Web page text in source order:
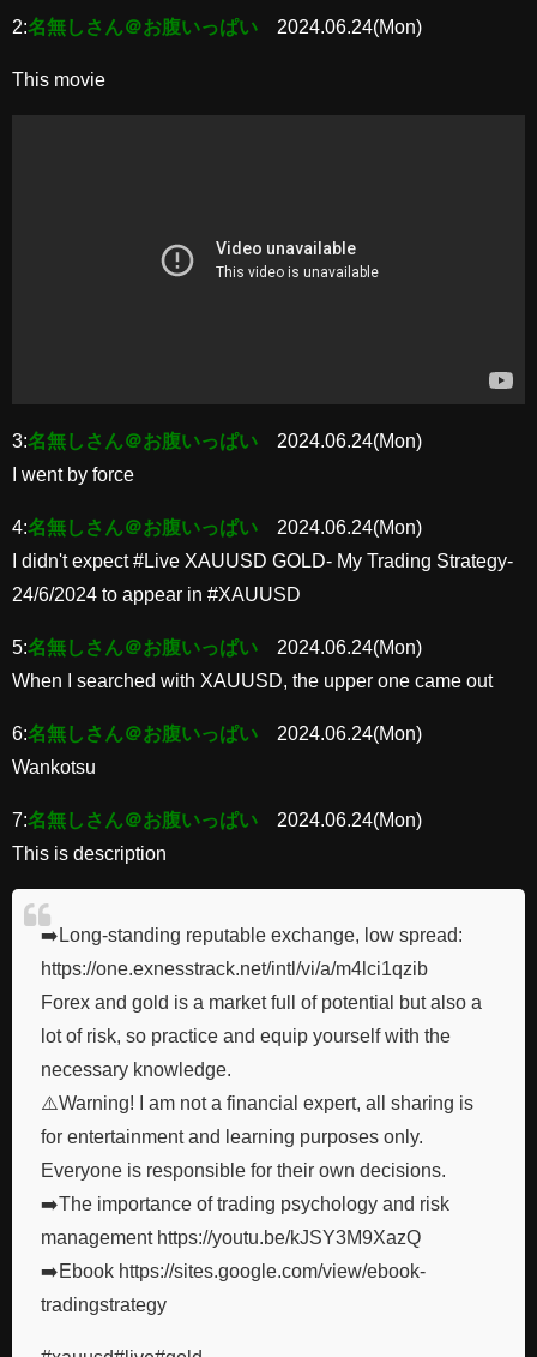
2:名無しさん＠お腹いっぱい 2024.06.24(Mon)
This movie
3:名無しさん＠お腹いっぱい
2024.06.24(Mon)
I went by force
4:名無しさん＠お腹いっぱい
2024.06.24(Mon)
I didn't expect #Live XAUUSD GOLD- My Trading Strategy-
24/6/2024 to appear in #XAUUSD
5:名無しさん＠お腹いっぱい
2024.06.24(Mon)
When I searched with XAUUSD, the upper one came out
6:名無しさん＠お腹いっぱい
2024.06.24(Mon)
Wankotsu
7:名無しさん＠お腹いっぱい
2024.06.24(Mon)
This is description
➡️Long-standing reputable exchange, low spread:
https://one.exnesstrack.net/intl/vi/a/m4lci1qzib
Forex and gold is a market full of potential but also a
lot of risk, so practice and equip yourself with the
necessary knowledge.
⚠️Warning! I am not a financial expert, all sharing is
for entertainment and learning purposes only.
Everyone is responsible for their own decisions.
➡️The importance of trading psychology and risk
management https://youtu.be/kJSY3M9XazQ
➡️Ebook https://sites.google.com/view/ebook-
tradingstrategy